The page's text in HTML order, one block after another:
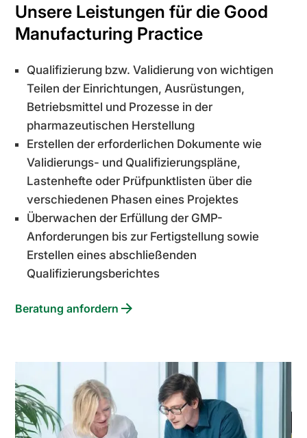
Unsere Leistungen für die Good
Manufacturing Practice
Qualifizierung bzw. Validierung von wichtigen
Teilen der Einrichtungen, Ausrüstungen,
Betriebsmittel und Prozesse in der
pharmazeutischen Herstellung
Erstellen der erforderlichen Dokumente wie
Validierungs- und Qualifizierungspläne,
Lastenhefte oder Prüfpunktlisten über die
verschiedenen Phasen eines Projektes
Überwachen der Erfüllung der GMP-
Anforderungen bis zur Fertigstellung sowie
Erstellen eines abschließenden
Qualifizierungsberichtes
Beratung anfordern